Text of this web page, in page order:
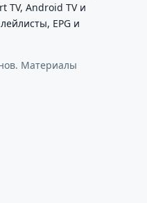
TV, Android TV и
EPG и
Материалы